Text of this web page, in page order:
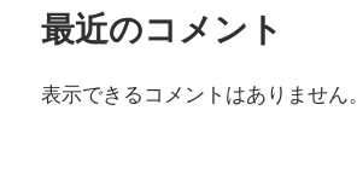
最近のコメント
表示できるコメントはありません。